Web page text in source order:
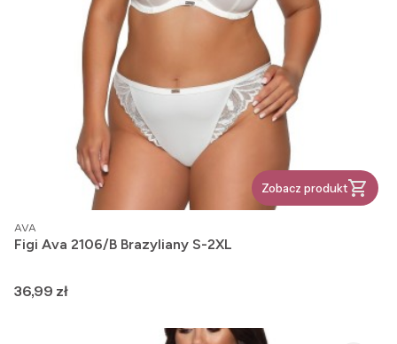
Zobacz produkt
PRODUCENT
AVA
Figi Ava 2106/B Brazyliany S-2XL
Cena
36,99 zł